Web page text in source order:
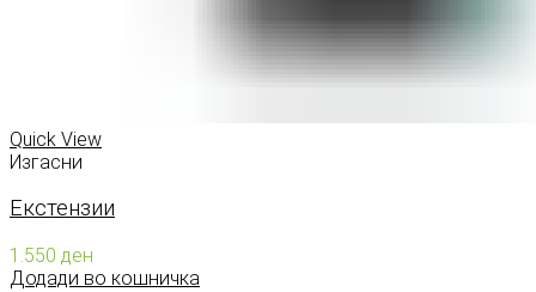
Quick View
Изгасни
Екстензии
1.550 ден
Додади во кошничка